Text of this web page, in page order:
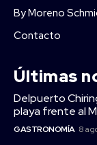
By Moreno
Contacto
Últimas
Delpuerto
playa frente al
GASTRONOMÍA 8